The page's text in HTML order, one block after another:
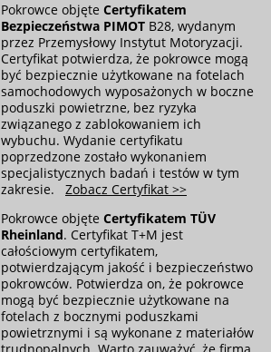
Pokrowce objęte Certyfikatem
Bezpieczeństwa PIMOT B28, wydanym
przez Przemysłowy Instytut Motoryzacji.
Certyfikat potwierdza, że pokrowce mogą
być bezpiecznie użytkowane na fotelach
samochodowych wyposażonych w boczne
poduszki powietrzne, bez ryzyka
związanego z zablokowaniem ich
wybuchu. Wydanie certyfikatu
poprzedzone zostało wykonaniem
specjalistycznych badań i testów w tym
zakresie. Zobacz Certyfikat >>
Pokrowce objęte Certyfikatem TÜV
Rheinland. Certyfikat T+M jest
całościowym certyfikatem,
potwierdzającym jakość i bezpieczeństwo
pokrowców. Potwierdza on, że pokrowce
mogą być bezpiecznie użytkowane na
fotelach z bocznymi poduszkami
powietrznymi i są wykonane z materiałów